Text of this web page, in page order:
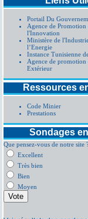
Portail Du
Agence de
l'Innovation
Ministère de
l’Energie
Instance Tunisienne
Agence de promotion
Extérieur
Ressources
Code Minier
Prestations
Sondages
Que pensez-vous de notre site
Excellent
Très bien
Bien
Moyen